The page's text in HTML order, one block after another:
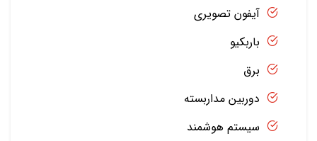
آیفون تصویری
باربکیو
برق
دوربین مداربسته
سیستم هوشمند